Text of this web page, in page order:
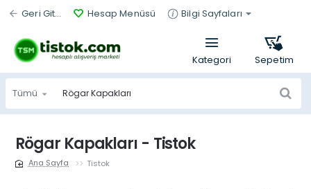
Geri Git... Hesap Menüsü Bilgi Sayfaları
Tümü
Ürün
bul...
Rögar Kapakları - Tistok
Tistok